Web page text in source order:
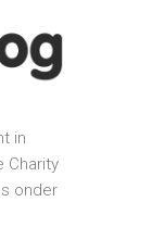
in
Charity
onder